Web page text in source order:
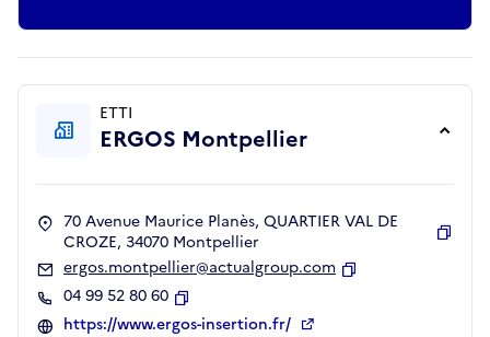
ETTI
ERGOS Montpellier
70 Avenue Maurice Planès, QUARTIER VAL DE
CROZE, 34070 Montpellier
ergos.montpellier@actualgroup.com
04 99 52 80 60
Copier
https://www.ergos-insertion.fr/